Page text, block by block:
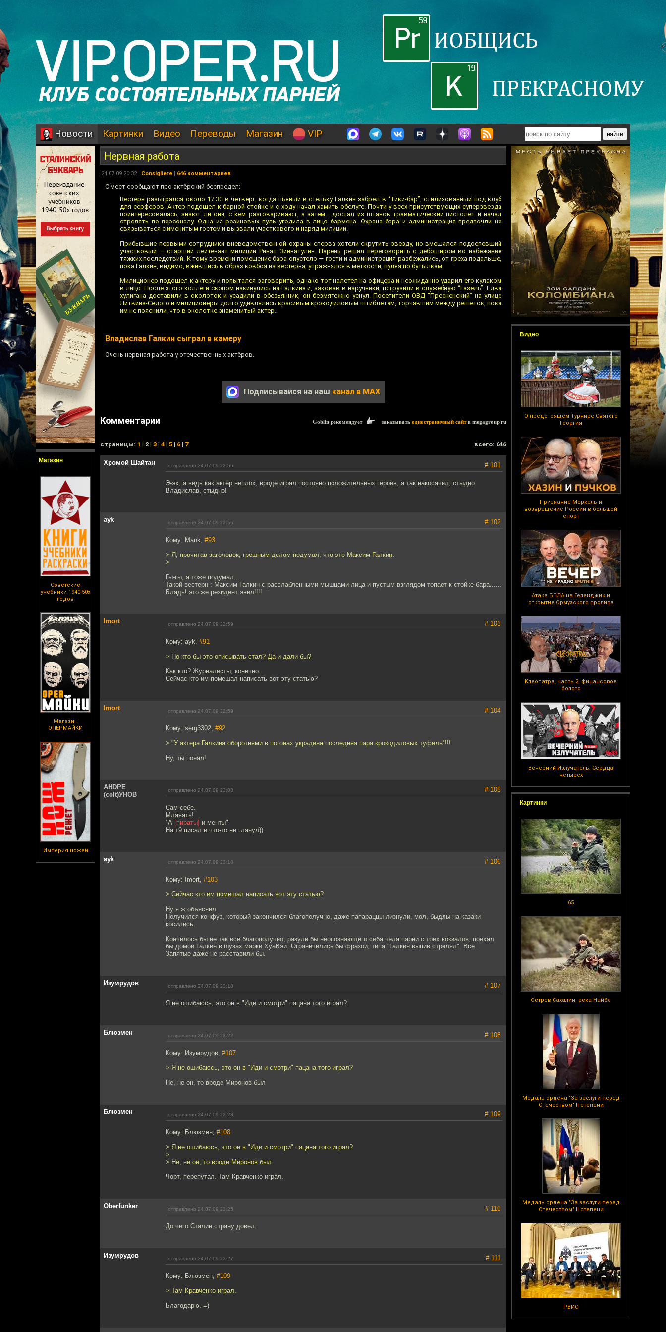
Новости Картинки Видео Переводы Магазин VIP
Магазин
Советские
учебники 1940-50х
годов
Магазин
ОПЕРМАЙКИ
Империя ножей
Видео
О предстоящем Турнире Святого
Георгия
Признание Меркель и
возвращение России в большой
спорт
Атака БПЛА на Геленджик и
открытие Ормузского пролива
Клеопатра, часть 2: финансовое
болото
Вечерний Излучатель: Сердца
четырех
Картинки
65
Остров Сахалин, река Найба
Медаль ордена "За заслуги перед
Отечеством" II степени
Медаль ордена "За заслуги перед
Отечеством" II степени
РВИО
Нервная работа
24.07.09 20:32 | Consigliere | 646 комментариев
C мест сообщают про актёрский беспредел:
Вестерн разыгрался около 17.30 в четверг, когда пьяный в стельку Галкин забрел в “Тики-бар”, стилизованный под клуб
для серферов. Актер подошел к барной стойке и с ходу начал хамить обслуге. Почти у всех присутствующих суперзвезда
поинтересовалась, знают ли они, с кем разговаривают, а затем… достал из штанов травматический пистолет и начал
стрелять по персоналу. Одна из резиновых пуль угодила в лицо бармена. Охрана бара и администрация предпочли не
связываться с именитым гостем и вызвали участкового и наряд милиции.
Прибывшие первыми сотрудники вневедомственной охраны сперва хотели скрутить звезду, но вмешался подоспевший
участковый — старший лейтенант милиции Ринат Зиннатулин. Парень решил переговорить с дебоширом во избежание
тяжких последствий. К тому времени помещение бара опустело — гости и администрация разбежались, от греха подальше,
пока Галкин, видимо, вжившись в образ ковбоя из вестерна, упражнялся в меткости, пуляя по бутылкам.
Милиционер подошел к актеру и попытался заговорить, однако тот налетел на офицера и неожиданно ударил его кулаком
в лицо. После этого коллеги скопом накинулись на Галкина и, заковав в наручники, погрузили в служебную “Газель”. Едва
хулигана доставили в околоток и усадили в обезьянник, он безмятежно уснул. Посетители ОВД “Пресненский” на улице
Литвина-Седого и милиционеры долго удивлялись красивым крокодиловым штиблетам, торчавшим между решеток, пока
им не пояснили, что в околотке знаменитый актер.
Владислав Галкин сыграл в камеру
Очень нервная работа у отечественных актёров.
Подписывайся на наш канал в MAX
Комментарии Goblin рекомендует заказывать одностраничный сайтв megagroup.ru
cтраницы: 1 | 2 | 3 | 4 | 5 | 6 | 7 всего: 646
Хромой Шайтан отправлено 24.07.09 22:56 # 101
Э-эх, а ведь как актёр неплох, вроде играл постояно положительных героев, а так накосячил, стыдно
Владислав, стыдно!
ayk отправлено 24.07.09 22:56 # 102
Кому: Mank, #93
> Я, прочитав заголовок, грешным делом подумал, что это Максим Галкин.
>
Гы-гы, я тоже подумал...
Такой вестерн : Максим Галкин с расслабленными мышцами лица и пустым взглядом топает к стойке бара......
Блядь! это же резидент эвил!!!!
Imort отправлено 24.07.09 22:59 # 103
Кому: ayk, #91
> Но кто бы это описывать стал? Да и дали бы?
Как кто? Журналисты, конечно.
Сейчас кто им помешал написать вот эту статью?
Imort отправлено 24.07.09 22:59 # 104
Кому: serg3302, #92
> "У актера Галкина оборотнями в погонах украдена последняя пара крокодиловых туфель"!!!
Ну, ты понял!
AHDPE
(colt)УНОВ
отправлено 24.07.09 23:03 # 105
Сам себе.
Мляяять!
"А [пираты] и менты"
На т9 писал и что-то не глянул))
ayk отправлено 24.07.09 23:18 # 106
Кому: Imort, #103
> Сейчас кто им помешал написать вот эту статью?
Ну я ж объяснил.
Получился конфуз, который закончился благополучно, даже папараццы лизнули, мол, быдлы на казаки
косились.
Кончилось бы не так всё благополучно, разули бы неосознающего себя чела парни с трёх вокзалов, поехал
бы домой Галкин в шузах марки ХуаВэй. Ограничились бы фразой, типа "Галкин выпив стрелял". Всё.
Запятые даже не расставили бы.
Изумрудов отправлено 24.07.09 23:18 # 107
Я не ошибаюсь, это он в "Иди и смотри" пацана того играл?
Блюзмен отправлено 24.07.09 23:22 # 108
Кому: Изумрудов, #107
> Я не ошибаюсь, это он в "Иди и смотри" пацана того играл?
Не, не он, то вроде Миронов был
Блюзмен отправлено 24.07.09 23:23 # 109
Кому: Блюзмен, #108
> Я не ошибаюсь, это он в "Иди и смотри" пацана того играл?
>
> Не, не он, то вроде Миронов был
Чорт, перепутал. Там Кравченко играл.
Oberfunker отправлено 24.07.09 23:25 # 110
До чего Сталин страну довел.
Изумрудов отправлено 24.07.09 23:27 # 111
Кому: Блюзмен, #109
> Там Кравченко играл.
Благодарю. =)